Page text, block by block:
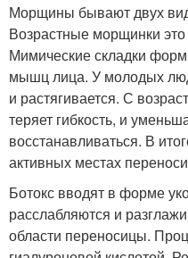
Морщины бывают двух
Возрастные морщинки
Мимические складки
мышц лица. У молодых
и растягивается. С
теряет гибкость, и
восстанавливаться. В
активных местах
Ботокс вводят в форме
расслабляются и
области переносицы.